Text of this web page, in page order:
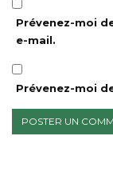
Prévenez-moi
e-mail.
Prévenez-moi